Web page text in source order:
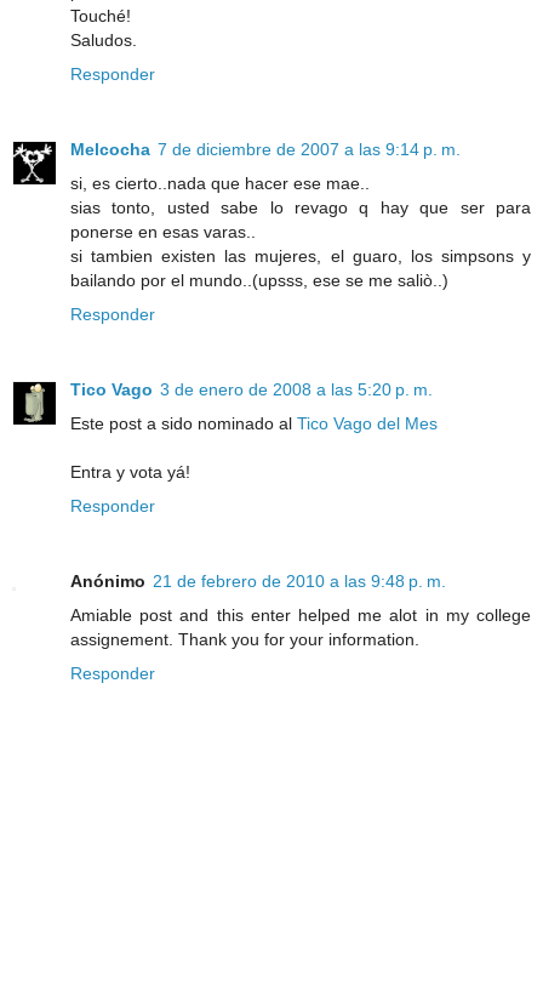
Touché!
Saludos.
Responder
Melcocha 7 de diciembre de 2007 a las 9:14 p. m.
si, es cierto..nada que hacer ese mae..
sias tonto, usted sabe lo revago q hay que ser para
ponerse en esas varas..
si tambien existen las mujeres, el guaro, los simpsons y
bailando por el mundo..(upsss, ese se me saliò..)
Responder
Tico Vago 3 de enero de 2008 a las 5:20 p. m.
Este post a sido nominado al Tico Vago del Mes
Entra y vota yá!
Responder
Anónimo 21 de febrero de 2010 a las 9:48 p. m.
Amiable post and this enter helped me alot in my college
assignement. Thank you for your information.
Responder